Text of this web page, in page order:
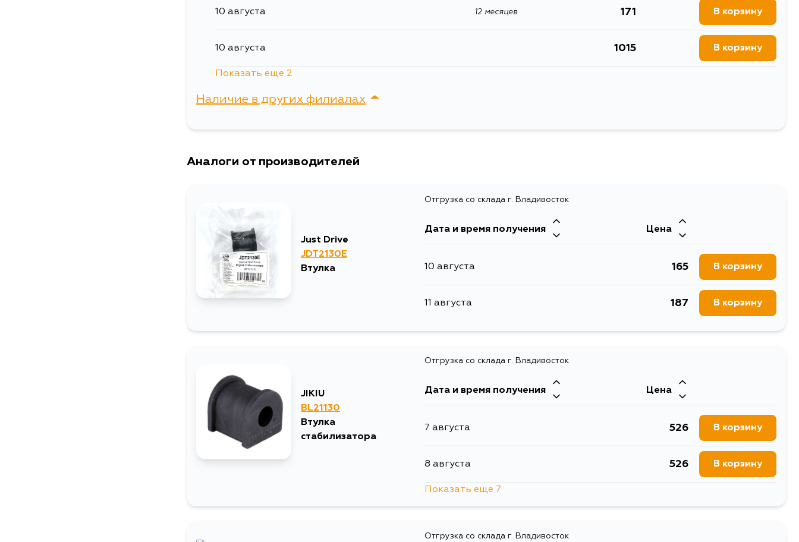
10 августа 12 месяцев 171 В корзину
10 августа 1015 В корзину
Показать еще 2
Наличие в других филиалах
Аналоги от производителей
Just Drive
JDT2130E
Втулка
Отгрузка со склада г. Владивосток
Дата и время получения Цена
10 августа 165 В корзину
11 августа 187 В корзину
JIKIU
BL21130
Втулка
стабилизатора
Отгрузка со склада г. Владивосток
Дата и время получения Цена
7 августа 526 В корзину
8 августа 526 В корзину
10 августа
Показать еще 7
Отгрузка со склада г. Владивосток